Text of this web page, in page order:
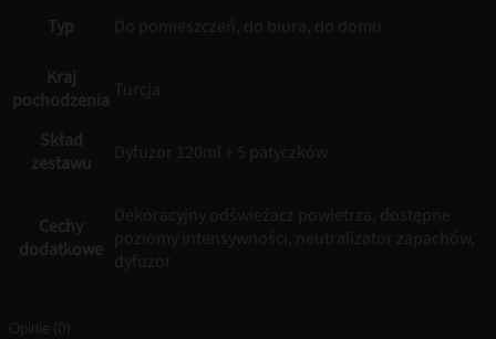
Typ Do pomieszczeń, do biura, do domu
Kraj
pochodzenia
Turcja
Skład
zestawu
Dyfuzor 120ml + 5 patyczków
Cechy
dodatkowe
Dekoracyjny odświeżacz powietrza, dostępne
poziomy intensywności, neutralizator zapachów,
dyfuzor
Opinie (0)